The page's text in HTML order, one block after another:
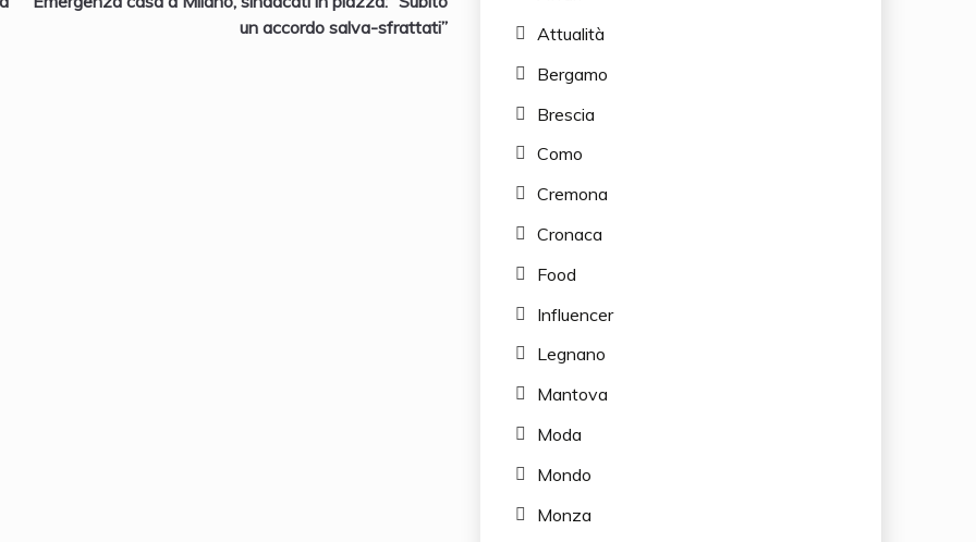
un accordo salva-sfrattati”
Attualità
Bergamo
Brescia
Como
Cremona
Cronaca
Food
Influencer
Legnano
Mantova
Moda
Mondo
Monza